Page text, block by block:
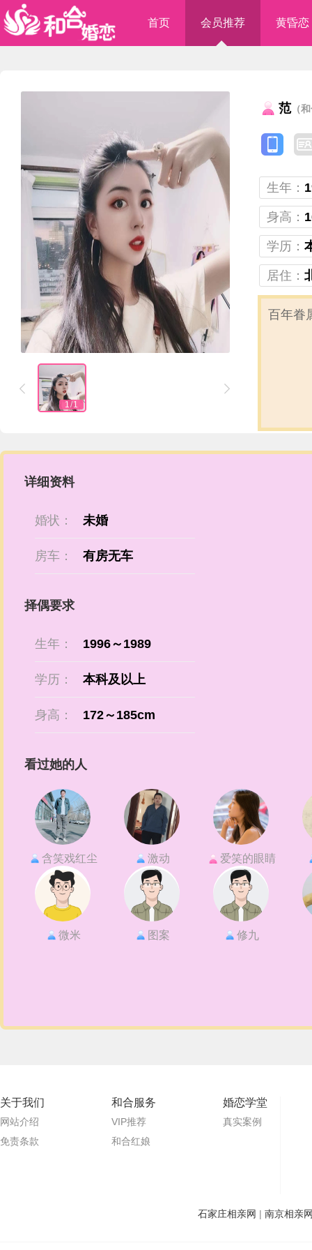
首页 会员推荐 黄昏恋

1/1

范（
生年：
身高：
学历：
居住：
百年眷
详细资料
婚状： 未婚
房车： 有房无车
择偶要求
生年： 1996～1989
学历： 本科及以上
身高： 172～185cm
看过她的人
含笑戏红尘 激动 爱笑的眼睛
微米 图案 修九
关于我们
网站介绍
免责条款
和合服务
VIP推荐
和合红娘
婚恋学堂
真实案例
石家庄相亲网 | 南京相亲